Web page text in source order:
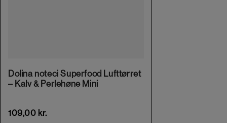
Dolina noteci Superfood Lufttørret
– Kalv & Perlehøne Mini
109,00 kr.